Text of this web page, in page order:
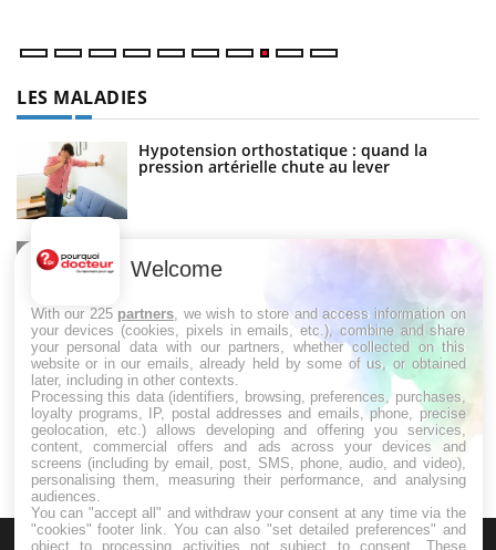
LES MALADIES
Hypotension orthostatique : quand la
pression artérielle chute au lever
Drépanocytose : une déformation des
globules rouges aux conséquences graves
Maladie de Charcot (Sclérose latérale
amyotrophique)
Welcome
With our 225 partners , we wish to store and access information on
your devices (cookies, pixels in emails, etc.), combine and share
your personal data with our partners, whether collected on this
website or in our emails, already held by some of us, or obtained
later, including in other contexts.
Processing this data (identifiers, browsing, preferences, purchases,
loyalty programs, IP, postal addresses and emails, phone, precise
geolocation, etc.) allows developing and offering you services,
content, commercial offers and ads across your devices and
screens (including by email, post, SMS, phone, audio, and video),
personalising them, measuring their performance, and analysing
audiences.
You can "accept all" and withdraw your consent at any time via the
"cookies" footer link . You can also "set detailed preferences" and
object to processing activities not subject to consent. These